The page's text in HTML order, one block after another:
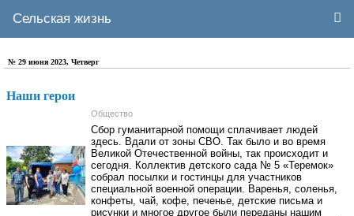
Сельская жизнь
№ 29 июня 2023, Четверг
Наши герои
Общество
Сбор гуманитарной помощи сплачивает людей
здесь. Вдали от зоны СВО. Так было и во время
Великой Отечественной войны, так происходит и
сегодня. Коллектив детского сада № 5 «Теремок»
собрал посылки и гостинцы для участников
специальной военной операции. Варенья, соленья,
конфеты, чай, кофе, печенье, детские письма и
рисунки и многое другое были переданы нашим